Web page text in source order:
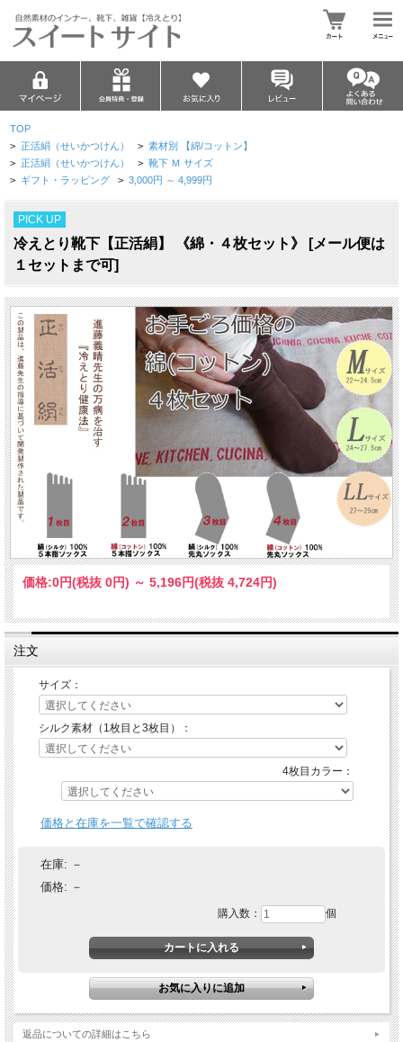
TOP
> 正活絹（せいかつけん） > 素材別 【綿/コットン】
> 正活絹（せいかつけん） > 靴下 Ｍ サイズ
> ギフト・ラッピング > 3,000円 ～ 4,999円
PICK UP
冷えとり靴下【正活絹】 《綿・４枚セット》 [メール便は
１セットまで可]
価格:0円(税抜 0円) ～ 5,196円(税抜 4,724円)
注文
サイズ：
シルク素材（1枚目と3枚目）：
4枚目カラー：
価格と在庫を一覧で確認する
在庫: －
価格: －
購入数： 個
返品についての詳細はこちら